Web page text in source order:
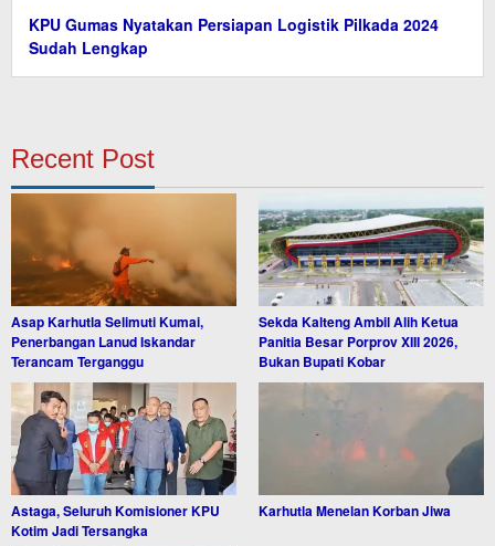
KPU Gumas Nyatakan Persiapan Logistik Pilkada 2024
Sudah Lengkap
Recent Post
Asap Karhutla Selimuti Kumai,
Penerbangan Lanud Iskandar
Terancam Terganggu
Sekda Kalteng Ambil Alih Ketua
Panitia Besar Porprov XIII 2026,
Bukan Bupati Kobar
Astaga, Seluruh Komisioner KPU
Kotim Jadi Tersangka
Karhutla Menelan Korban Jiwa